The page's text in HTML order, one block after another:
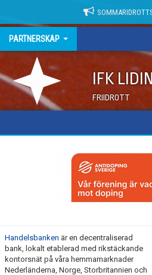
PARTNERSKAP
IFK
FRIIDROTT
SUNDSTRÖM SAFETY
HANDELSBANKEN, LIDINGÖ
EXPOBOLAGET
Handelsbanken är en decentraliserad
bank, lokalt etablerad med rikstäckande
kontorsnät på våra hemmamarknader
Nederländerna, Norge, Storbritannien och